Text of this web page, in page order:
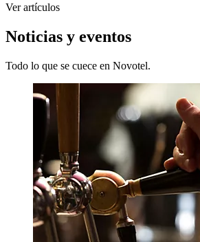
Ver artículos
Noticias y eventos
Todo lo que se cuece en Novotel.